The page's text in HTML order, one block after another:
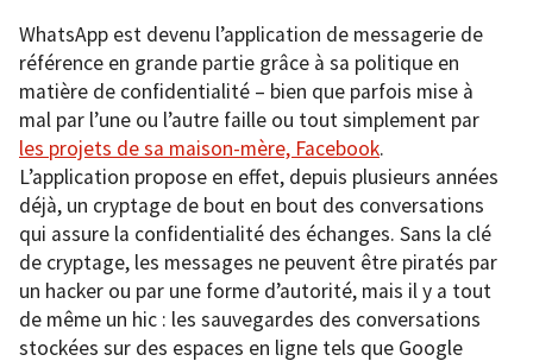
WhatsApp est devenu l’application de messagerie de
référence en grande partie grâce à sa politique en
matière de confidentialité – bien que parfois mise à
mal par l’une ou l’autre faille ou tout simplement par
les projets de sa maison-mère, Facebook.
L’application propose en effet, depuis plusieurs années
déjà, un cryptage de bout en bout des conversations
qui assure la confidentialité des échanges. Sans la clé
de cryptage, les messages ne peuvent être piratés par
un hacker ou par une forme d’autorité, mais il y a tout
de même un hic : les sauvegardes des conversations
stockées sur des espaces en ligne tels que Google